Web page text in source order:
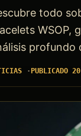
todo
WSOP,
profundo
PUBLICADO